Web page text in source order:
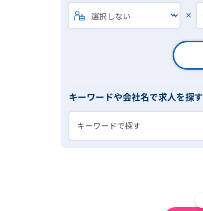
×
キーワードや会社名で求人を探す